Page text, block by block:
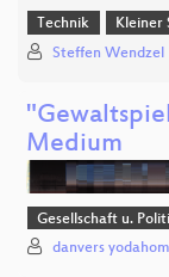
Technik Kleiner
Steffen Wendzel
Medium
Gesellschaft u.
danvers